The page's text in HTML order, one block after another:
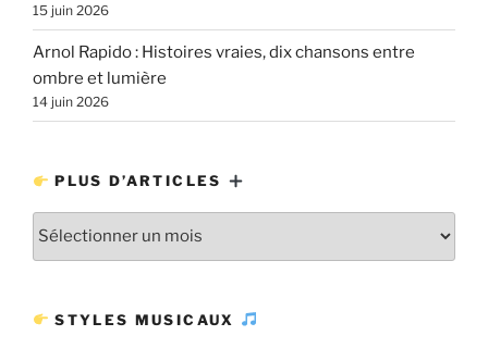
15 juin 2026
Arnol Rapido : Histoires vraies, dix chansons entre
ombre et lumière
14 juin 2026
PLUS D’ARTICLES
STYLES MUSICAUX